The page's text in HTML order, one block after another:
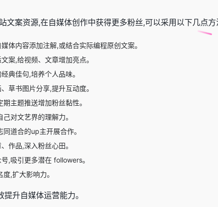
案资源,在自媒体创作中获得更多粉丝,可以采用以下几点方
体内容添加注解,或结合实际编程原创文案。
案,给视频、文章增加亮点。
典佳句,培养个人品味。
草书图片分享,提升互动度。
主题推送增加粉丝黏性。
对文艺界的理解力。
道合的up主开展合作。
作品,深入粉丝心田。
,吸引更多潜在 followers。
,扩大影响力。
升自媒体运营能力。